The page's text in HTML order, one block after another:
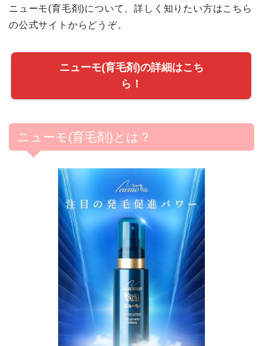
ニューモ(育毛剤)について、詳しく知りたい方はこちら
の公式サイトからどうぞ。
ニューモ(育毛剤)の詳細はこち
ら！
ニューモ(育毛剤)とは？